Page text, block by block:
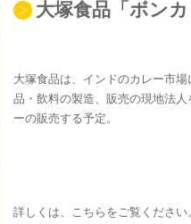
大塚食品「ボン
大塚食品は、インドのカレー市
品・飲料の製造、販売の現地法
ーの販売する予定。
詳しくは、こちらをご覧ください